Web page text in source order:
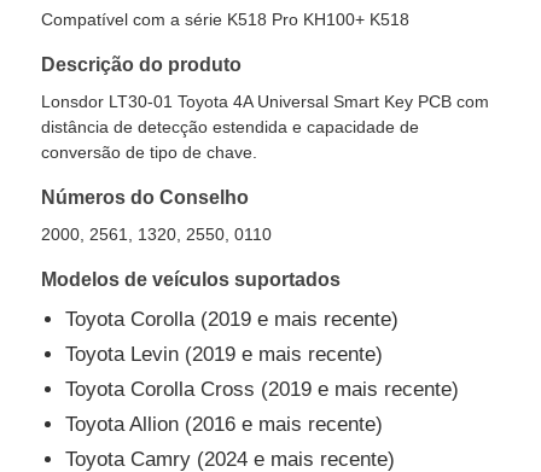
Compatível com a série K518 Pro KH100+ K518
Descrição do produto
Lonsdor LT30-01 Toyota 4A Universal Smart Key PCB com
distância de detecção estendida e capacidade de
conversão de tipo de chave.
Números do Conselho
2000, 2561, 1320, 2550, 0110
Modelos de veículos suportados
Toyota Corolla (2019 e mais recente)
Toyota Levin (2019 e mais recente)
Toyota Corolla Cross (2019 e mais recente)
Toyota Allion (2016 e mais recente)
Toyota Camry (2024 e mais recente)